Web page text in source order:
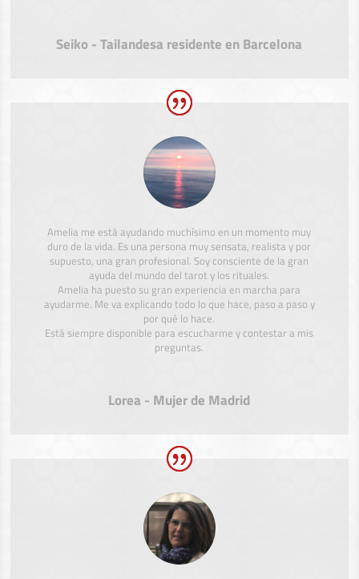
Seiko - Tailandesa residente en Barcelona
Amelia me está ayudando muchísimo en un momento muy
duro de la vida. Es una persona muy sensata, realista y por
supuesto, una gran profesional. Soy consciente de la gran
ayuda del mundo del tarot y los rituales.
Amelia ha puesto su gran experiencia en marcha para
ayudarme. Me va explicando todo lo que hace, paso a paso y
por qué lo hace.
Está siempre disponible para escucharme y contestar a mis
preguntas.
Lorea - Mujer de Madrid